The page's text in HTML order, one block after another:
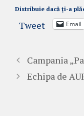
Distribuie dacă ți-a
Tweet Email
Campania
Echipa de